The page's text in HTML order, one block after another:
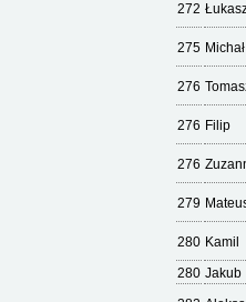
272
275 Michał
276
276 Filip
276
279
280 Kamil
280 Jakub